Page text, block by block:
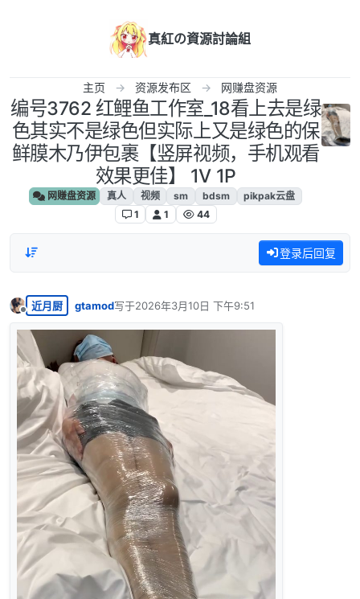
真紅の資源討論組
主页 资源发布区 网赚盘资源
编号3762 红鲤鱼工作室_18看上去是绿
色其实不是绿色但实际上又是绿色的保
鲜膜木乃伊包裹【竖屏视频，手机观看
效果更佳】 1V 1P
网赚盘资源 真人 视频 sm bdsm
pikpak云盘
1
1 44
登录后回复
离线
近月厨 gtamod写于2026年3月10日 下午9:51
最后由 编辑